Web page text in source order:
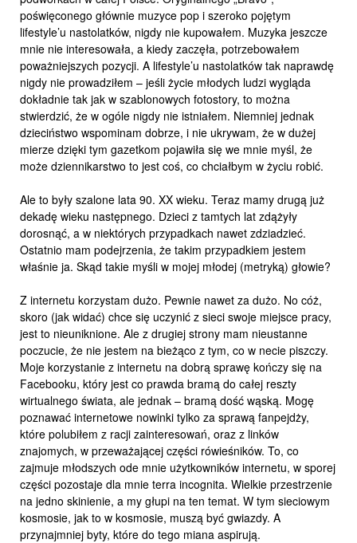
poświęconego głównie muzyce pop i szeroko pojętym
lifestyle’u nastolatków, nigdy nie kupowałem. Muzyka jeszcze
mnie nie interesowała, a kiedy zaczęła, potrzebowałem
poważniejszych pozycji. A lifestyle’u nastolatków tak naprawdę
nigdy nie prowadziłem – jeśli życie młodych ludzi wygląda
dokładnie tak jak w szablonowych fotostory, to można
stwierdzić, że w ogóle nigdy nie istniałem. Niemniej jednak
dzieciństwo wspominam dobrze, i nie ukrywam, że w dużej
mierze dzięki tym gazetkom pojawiła się we mnie myśl, że
może dziennikarstwo to jest coś, co chciałbym w życiu robić.
Ale to były szalone lata 90. XX wieku. Teraz mamy drugą już
dekadę wieku następnego. Dzieci z tamtych lat zdążyły
dorosnąć, a w niektórych przypadkach nawet zdziadzieć.
Ostatnio mam podejrzenia, że takim przypadkiem jestem
właśnie ja. Skąd takie myśli w mojej młodej (metryką) głowie?
Z internetu korzystam dużo. Pewnie nawet za dużo. No cóż,
skoro (jak widać) chce się uczynić z sieci swoje miejsce pracy,
jest to nieuniknione. Ale z drugiej strony mam nieustanne
poczucie, że nie jestem na bieżąco z tym, co w necie piszczy.
Moje korzystanie z internetu na dobrą sprawę kończy się na
Facebooku, który jest co prawda bramą do całej reszty
wirtualnego świata, ale jednak – bramą dość wąską. Mogę
poznawać internetowe nowinki tylko za sprawą fanpejdży,
które polubiłem z racji zainteresowań, oraz z linków
znajomych, w przeważającej części rówieśników. To, co
zajmuje młodszych ode mnie użytkowników internetu, w sporej
części pozostaje dla mnie terra incognita. Wielkie przestrzenie
na jedno skinienie, a my głupi na ten temat. W tym sieciowym
kosmosie, jak to w kosmosie, muszą być gwiazdy. A
przynajmniej byty, które do tego miana aspirują.